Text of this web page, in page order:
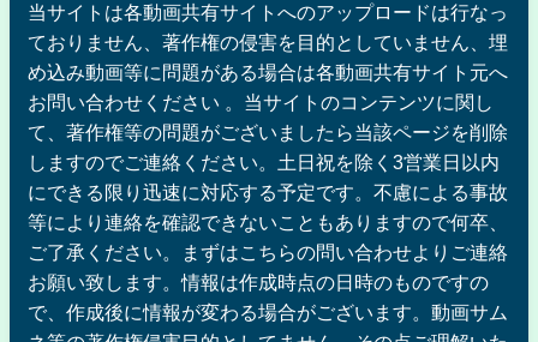
当サイトは各動画共有サイトへのアップロードは行なっ
ておりません、著作権の侵害を目的としていません、埋
め込み動画等に問題がある場合は各動画共有サイト元へ
お問い合わせください 。当サイトのコンテンツに関し
て、著作権等の問題がございましたら当該ページを削除
しますのでご連絡ください。土日祝を除く3営業日以内
にできる限り迅速に対応する予定です。不慮による事故
等により連絡を確認できないこともありますので何卒、
ご了承ください。まずはこちらの問い合わせよりご連絡
お願い致します。情報は作成時点の日時のものですの
で、作成後に情報が変わる場合がございます。動画サム